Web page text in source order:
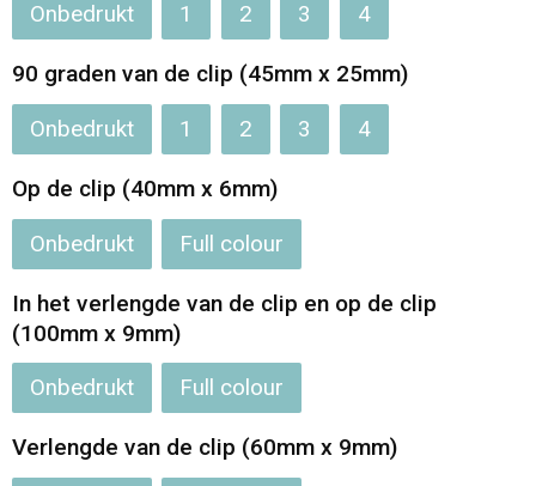
Onbedrukt 1 2 3 4
90 graden van de clip (45mm x 25mm)
Onbedrukt 1 2 3 4
Op de clip (40mm x 6mm)
Onbedrukt Full colour
In het verlengde van de clip en op de clip
(100mm x 9mm)
Onbedrukt Full colour
Verlengde van de clip (60mm x 9mm)